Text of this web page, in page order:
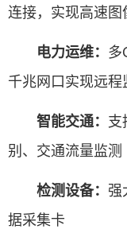
连接，实现高速图
电力运维： 多
千兆网口实现远程
智能交通： 支
别、交通流量监测
检测设备： 强
据采集卡